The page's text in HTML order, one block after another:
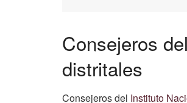
Consejeros
distritales
Consejeros del Instituto